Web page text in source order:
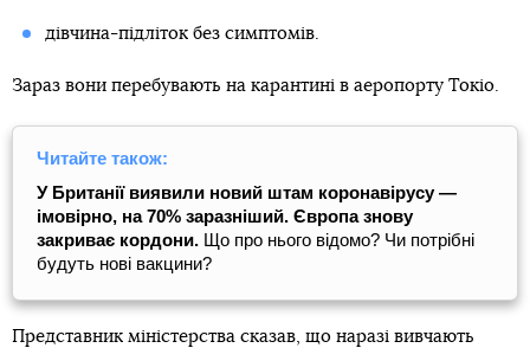
дівчина-підліток без симптомів.
Зараз вони перебувають на карантині в аеропорту Токіо.
Читайте також:
У Британії виявили новий штам коронавірусу —
імовірно, на 70% заразніший. Європа знову
закриває кордони. Що про нього відомо? Чи потрібні
будуть нові вакцини?
Представник міністерства сказав, що наразі вивчають